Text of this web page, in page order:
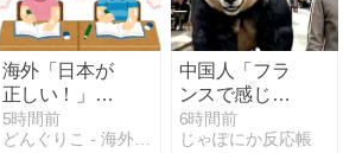
告 → 「若者票
を集めたいん
だろうな」
「任天堂の法
務部隊が出て
くるぞ」
海外「日本が
正しい！」優
しい日本人に
甘える外国人
5時間前
どんぐりこ - 海外の反応
中国人「フラ
ンスで感じた
日本への強烈
なフィルタ
6時間前
じゃぽにか反応帳